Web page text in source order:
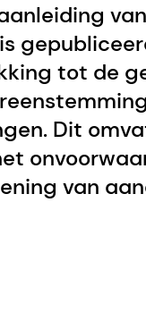
tot de
Dit
van